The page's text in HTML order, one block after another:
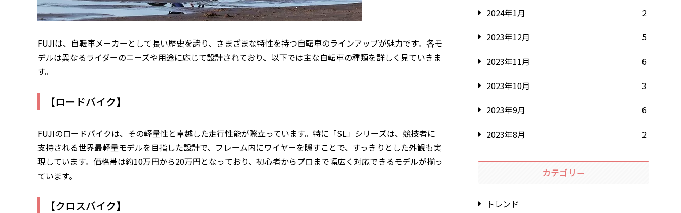
FUJIは、自転車メーカーとして長い歴史を誇り、さまざまな特性を持つ自転車のラインアップが魅力です。各モ
デルは異なるライダーのニーズや用途に応じて設計されており、以下では主な自転車の種類を詳しく見ていきま
す。
【ロードバイク】
FUJIのロードバイクは、その軽量性と卓越した走行性能が際立っています。特に「SL」シリーズは、競技者に
支持される世界最軽量モデルを目指した設計で、フレーム内にワイヤーを隠すことで、すっきりとした外観も実
現しています。価格帯は約10万円から20万円となっており、初心者からプロまで幅広く対応できるモデルが揃っ
ています。
【クロスバイク】
2024年1月
2
2023年12月
5
2023年11月
6
2023年10月
3
2023年9月
6
2023年8月
2
カテゴリー
トレンド